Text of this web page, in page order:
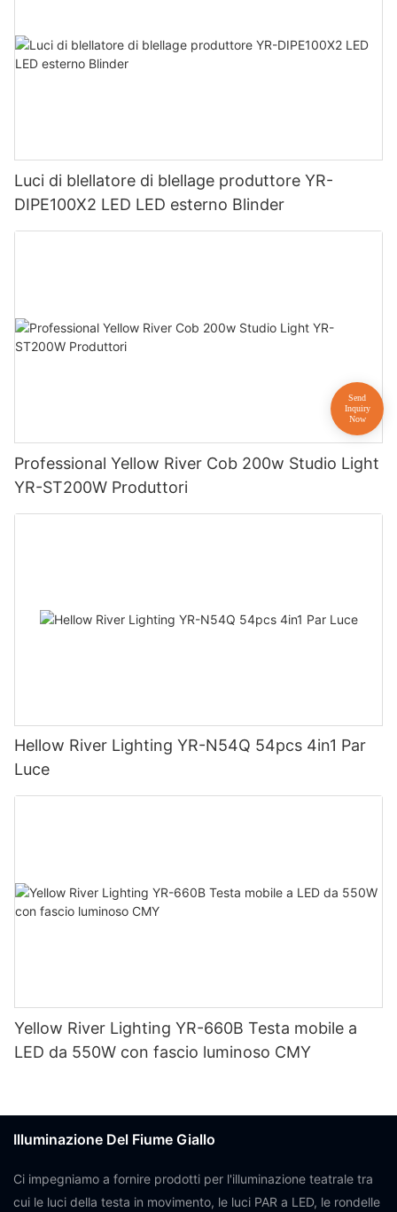
Luci di blellatore di blellage produttore YR-
DIPE100X2 LED LED esterno Blinder
Professional Yellow River Cob 200w Studio Light
YR-ST200W Produttori
Hellow River Lighting YR-N54Q 54pcs 4in1 Par
Luce
Yellow River Lighting YR-660B Testa mobile a
LED da 550W con fascio luminoso CMY
Illuminazione Del Fiume Giallo
Ci impegniamo a fornire prodotti per l'illuminazione teatrale tra
cui le luci della testa in movimento, le luci PAR a LED, le rondelle